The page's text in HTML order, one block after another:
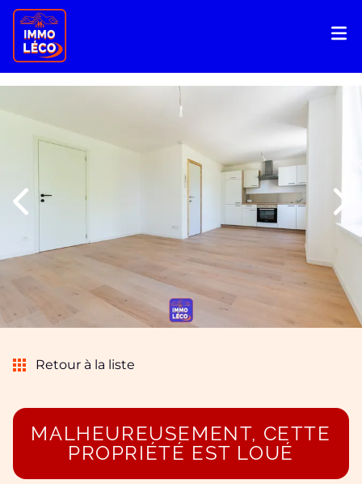
Retour à la liste
MALHEUREUSEMENT, CETTE
PROPRIÉTÉ EST LOUÉ